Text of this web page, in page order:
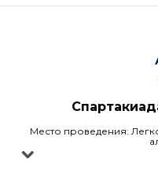
Место проведения: